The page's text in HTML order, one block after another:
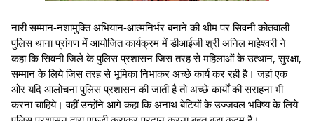
नारी सम्मान-नशामुक्ति अभियान-आत्मनिर्भर बनाने की थीम पर सिवनी कोतवाली
पुलिस थाना प्रांगण में आयोजित कार्यक्रम में डीआईजी श्री अनिल माहेश्वरी ने
कहा कि सिवनी जिले के पुलिस प्रशासन जिस तरह से महिलाओं के उत्थान, सुरक्षा,
सम्मान के लिये जिस तरह से भूमिका निभाकर अच्छे कार्य कर रही है। जहां एक
ओर यदि आलोचना पुलिस प्रशासन की जाती है तो अच्छे कार्यों की सराहना भी
करना चाहिये। वहीं उन्होंने आगे कहा कि अनाथ बेटियों के उज्जवल भविष्य के लिये